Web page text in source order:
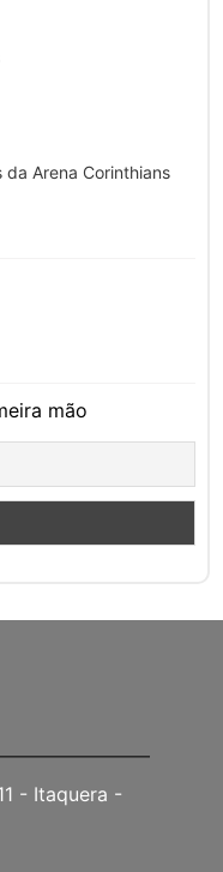
Arena Corinthians
mão
- Itaquera -